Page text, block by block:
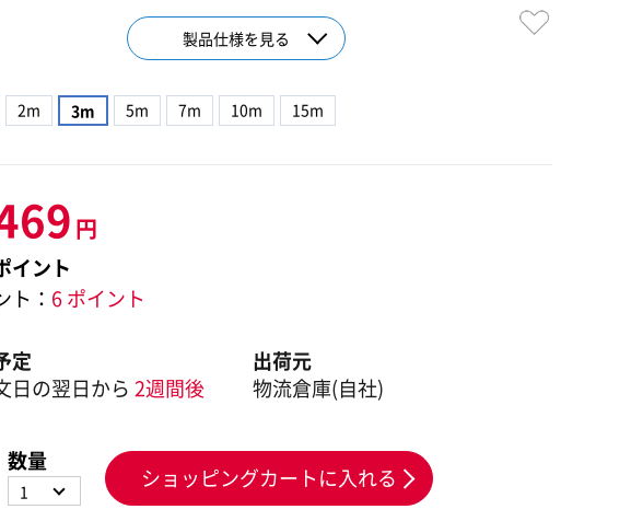
製品仕様を見る
2m 3m 5m 7m 10m 15m
円
イント
ト： 6 ポイント
定
日の翌日から 2週間後
出荷元
物流倉庫(自社)
数量
1 ショッピングカートに入れる